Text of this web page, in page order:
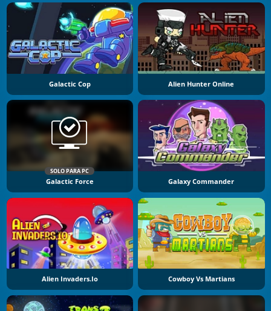
Galactic Cop Alien Hunter Online
SOLO PARA PC
Galactic Force Galaxy Commander
Alien Invaders.io Cowboy Vs Martians